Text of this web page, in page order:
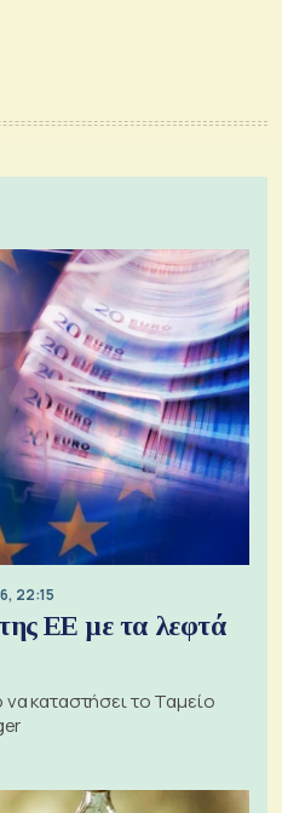
22:15
ΕΕ με τα λεφτά
να καταστήσει το Ταμείο